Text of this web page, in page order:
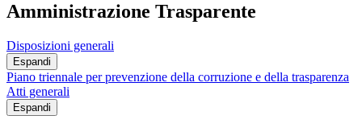
Amministrazione Trasparente
Disposizioni generali
Espandi
Piano triennale per prevenzione della corruzione e della trasparenza
Atti generali
Espandi